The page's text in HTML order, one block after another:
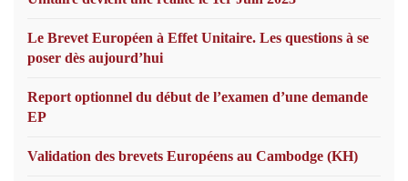
Le Brevet Européen à Effet Unitaire. Les questions à se
poser dès aujourd’hui
Report optionnel du début de l’examen d’une demande
EP
Validation des brevets Européens au Cambodge (KH)